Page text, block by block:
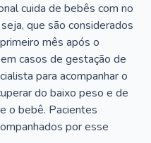
cuida de bebês com no
que são considerados
mês após o
casos de gestação de
para acompanhar o
do baixo peso e de
o bebê. Pacientes
por esse